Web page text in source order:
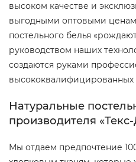
высоком качестве и
выгодными оптовыми
постельного белья
руководством наших
создаются руками
высококвалифицированных
Натуральные
производителя
Мы отдаем предпочтение